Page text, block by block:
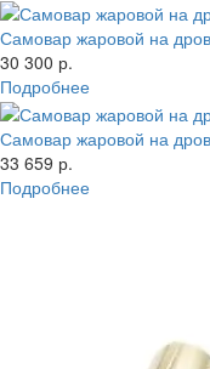
Самовар жаровой на
30 300 р.
Подробнее
Самовар жаровой на
33 659 р.
Подробнее